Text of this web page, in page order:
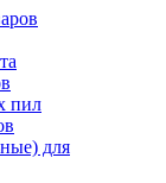
пил
для